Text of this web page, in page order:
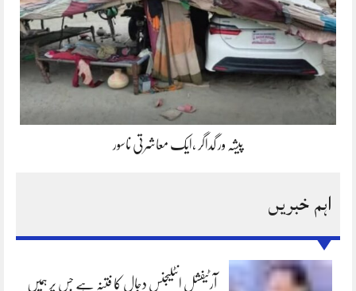
پیشہ ور گداگر ،ایک معاشرتی ناسور
اہم خبریں
آرٹیفشل انٹلیجنس دجال کا فتنہ ہے جس پر ہمیں